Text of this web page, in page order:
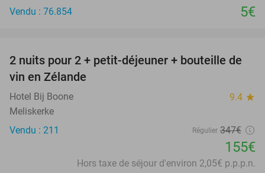
Vendu : 76.854
5€
55%
2 nuits pour 2 + petit-déjeuner + bouteille de
vin en Zélande
Hotel Bij Boone 9.4 star
Meliskerke
Vendu : 211
Régulier 347€
155€
Hors taxe de séjour d'environ 2,05€ p.p.p.n.